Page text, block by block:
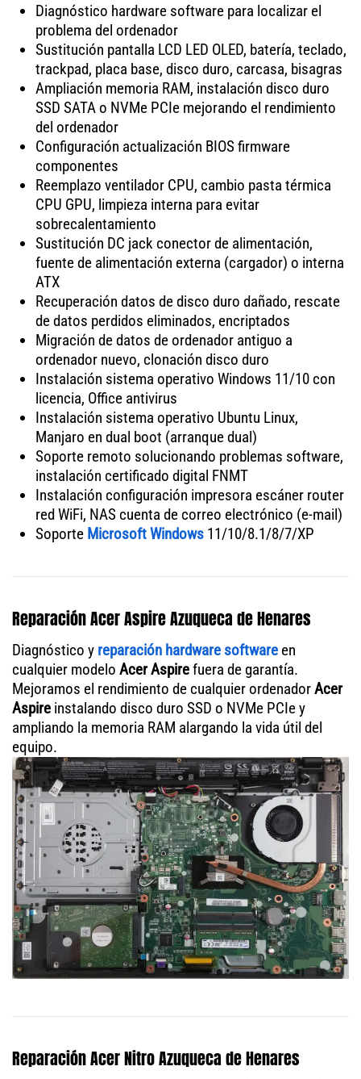
Diagnóstico hardware software para localizar el
problema del ordenador
Sustitución pantalla LCD LED OLED, batería, teclado,
trackpad, placa base, disco duro, carcasa, bisagras
Ampliación memoria RAM, instalación disco duro
SSD SATA o NVMe PCIe mejorando el rendimiento
del ordenador
Configuración actualización BIOS firmware
componentes
Reemplazo ventilador CPU, cambio pasta térmica
CPU GPU, limpieza interna para evitar
sobrecalentamiento
Sustitución DC jack conector de alimentación,
fuente de alimentación externa (cargador) o interna
ATX
Recuperación datos de disco duro dañado, rescate
de datos perdidos eliminados, encriptados
Migración de datos de ordenador antiguo a
ordenador nuevo, clonación disco duro
Instalación sistema operativo Windows 11/10 con
licencia, Office antivirus
Instalación sistema operativo Ubuntu Linux,
Manjaro en dual boot (arranque dual)
Soporte remoto solucionando problemas software,
instalación certificado digital FNMT
Instalación configuración impresora escáner router
red WiFi, NAS cuenta de correo electrónico (e-mail)
Soporte Microsoft Windows11/10/8.1/8/7/XP
Reparación Acer Aspire Azuqueca de Henares
Diagnóstico y reparación hardware software en
cualquier modelo Acer Aspirefuera de garantía.
Mejoramos el rendimiento de cualquier ordenadorAcer
Aspire instalando disco duro SSD o NVMe PCIe y
ampliando la memoria RAM alargando la vida útil del
equipo.
Reparación Acer Nitro Azuqueca de Henares